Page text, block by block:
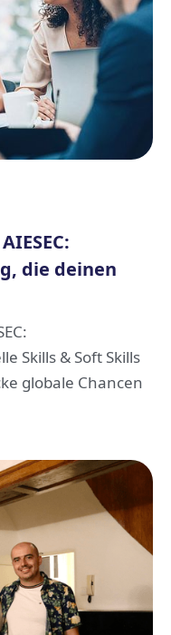
die deinen
Skills & Soft Skills
globale Chancen